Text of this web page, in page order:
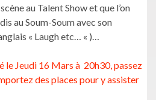
au Talent Show et que l’on
au Soum-Soum avec son
« Laugh etc… « )…
le Jeudi 16 Mars à 20h30, passez
des places pour y assister